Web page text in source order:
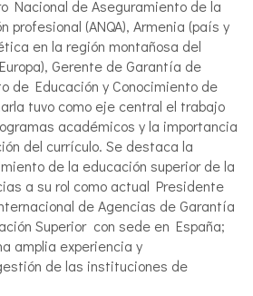
Nacional de Aseguramiento de la
profesional (ANQA), Armenia (país y
en la región montañosa del
Gerente de Garantía de
de Educación y Conocimiento de
tuvo como eje central el trabajo
académicos y la importancia
del currículo. Se destaca la
de la educación superior de la
a su rol como actual Presidente
de Agencias de Garantía
Superior con sede en España;
amplia experiencia y
de las instituciones de